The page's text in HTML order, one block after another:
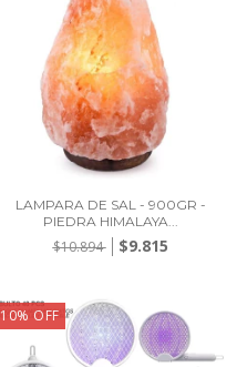
LAMPARA DE SAL - 900GR -
PIEDRA HIMALAYA...
$10.894 $9.815
10% OFF